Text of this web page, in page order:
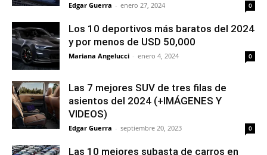
Edgar Guerra - enero 27, 2024 0
Los 10 deportivos más baratos del 2024
y por menos de USD 50,000
Mariana Angelucci - enero 4, 2024 0
Las 7 mejores SUV de tres filas de
asientos del 2024 (+IMÁGENES Y
VIDEOS)
Edgar Guerra - septiembre 20, 2023 0
Las 10 mejores subasta de carros en